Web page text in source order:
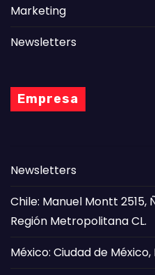
Marketing
Newsletters
Empresa
Newsletters
Chile: Manuel Montt 2515,
Región Metropolitana CL.
México: Ciudad de México,